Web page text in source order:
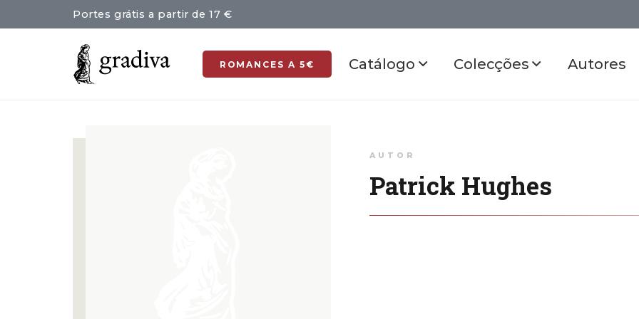
Portes grátis a partir de 17 €
ROMANCES A 5€ Catálogo Colecções Autores
AUTOR
Patrick Hughes